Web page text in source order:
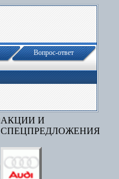
Вопрос-ответ
АКЦИИ И
СПЕЦПРЕДЛОЖЕНИЯ